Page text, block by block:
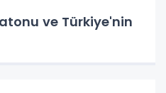
ve Türkiye'nin